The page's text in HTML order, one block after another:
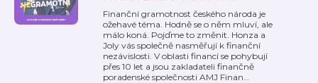
Finanční gramotnost českého národa je
ožehavé téma. Hodně se o něm mluví, ale
málo koná. Pojďme to změnit. Honza a
Joly vás společně nasměřují k finanční
nezávislosti. V oblasti financí se pohybují
přes 10 let a jsou zakladateli finančně
poradenské společnosti AMJ Finan…